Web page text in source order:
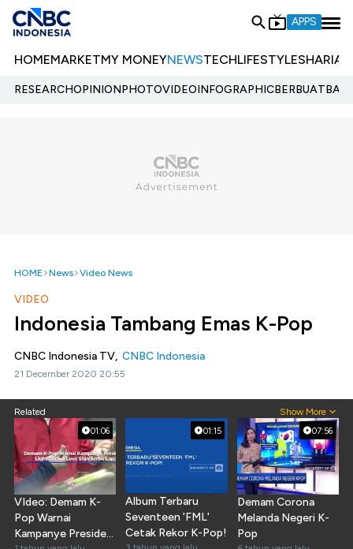
APPS
HOMEMARKETMY MONEYNEWSTECHLIFESTYLESHARIA
RESEARCHOPINIONPHOTOVIDEOINFOGRAPHIC
HOME News Video News
VIDEO
Indonesia Tambang Emas K-Pop
CNBC Indonesia TV, CNBC Indonesia
21 December 2020 20:55
Related Show More
01:06
VIdeo: Demam K-
Pop Warnai
Kampanye Presiden
01:15
Album Terbaru
Seventeen 'FML'
Cetak Rekor K-Pop!
07:56
Demam Corona
Melanda Negeri K-
Pop